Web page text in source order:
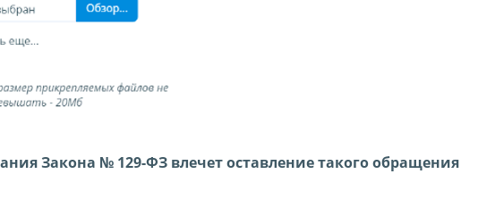
Закона № 129-ФЗ влечет оставление такого обращения